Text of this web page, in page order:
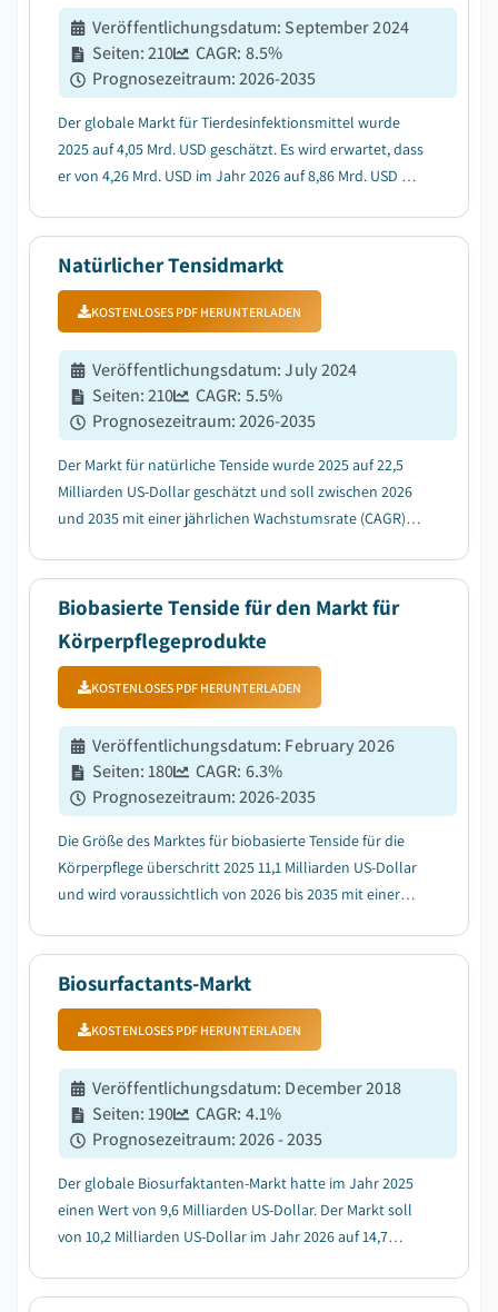
Veröffentlichungsdatum: September 2024
Seiten:210 CAGR: 8.5%
Prognosezeitraum:2026-2035
Der globale Markt für Tierdesinfektionsmittel wurde
2025 auf 4,05 Mrd. USD geschätzt. Es wird erwartet, dass
er von 4,26 Mrd. USD im Jahr 2026 auf 8,86 Mrd. USD bis
entspricht....
Natürlicher Tensidmarkt
KOSTENLOSES PDF HERUNTERLADEN
Veröffentlichungsdatum:July 2024
Seiten:210 CAGR: 5.5%
Prognosezeitraum:2026-2035
Der Markt für natürliche Tenside wurde 2025 auf 22,5
Milliarden US-Dollar geschätzt und soll zwischen 2026
und 2035 mit einer jährlichen Wachstumsrate (CAGR)
Kosmetik....
Biobasierte Tenside für den Markt für
Körperpflegeprodukte
KOSTENLOSES PDF HERUNTERLADEN
Veröffentlichungsdatum: February 2026
Seiten:180 CAGR: 6.3%
Prognosezeitraum:2026-2035
Die Größe des Marktes für biobasierte Tenside für die
Körperpflege überschritt 2025 11,1 Milliarden US-Dollar
und wird voraussichtlich von 2026 bis 2035 mit einer
nachhaltigen und biologisch abbaubaren Kö...
Biosurfactants-Markt
KOSTENLOSES PDF HERUNTERLADEN
Veröffentlichungsdatum: December 2018
Seiten:190 CAGR: 4.1%
Prognosezeitraum:2026 - 2035
Der globale Biosurfaktanten-Markt hatte im Jahr 2025
einen Wert von 9,6 Milliarden US-Dollar. Der Markt soll
von 10,2 Milliarden US-Dollar im Jahr 2026 auf 14,7